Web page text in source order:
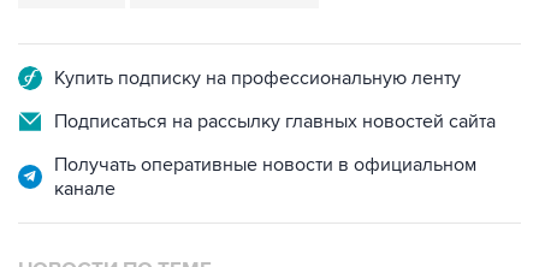
Купить подписку на профессиональную ленту
Подписаться на рассылку главных новостей сайта
Получать оперативные новости в официальном
канале